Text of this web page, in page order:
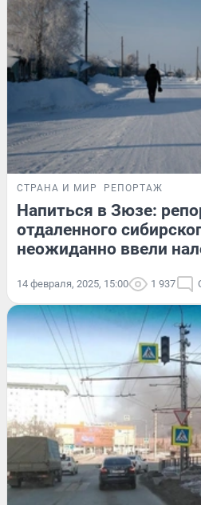
СТРАНА И МИР РЕПОРТАЖ
Напиться в Зюзе:
отдаленного
неожиданно ввели
14 февраля, 2025, 15:00 1 937